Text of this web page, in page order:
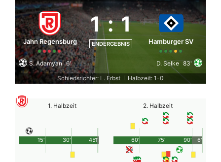
Jahn Regensburg
1 : 1
ENDERGEBNIS Hamburger SV
S. Adamyan 6' D. Selke 83'
Schiedsrichter: L. Erbst
Halbzeit: 1-0
1. Halbzeit
45'
15' 30' 1'
2. Halbzeit
90'
60' 75' 6'